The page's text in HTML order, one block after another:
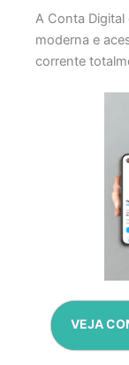
A Conta Digital
moderna e
corrente
VEJA